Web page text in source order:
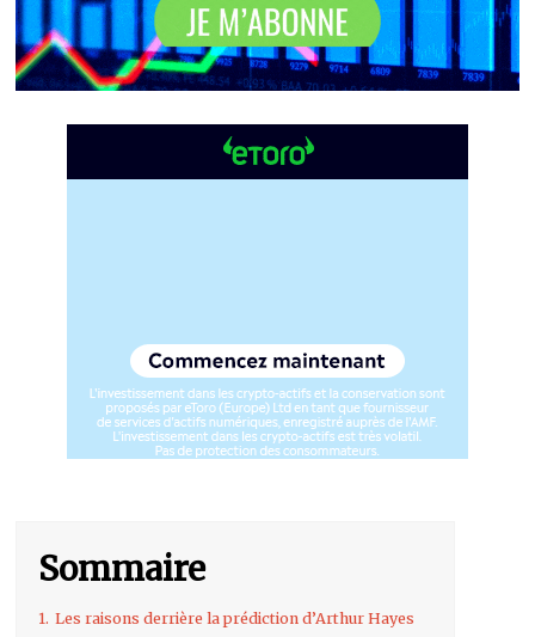
Sommaire
1. Les raisons derrière la prédiction d’Arthur Hayes